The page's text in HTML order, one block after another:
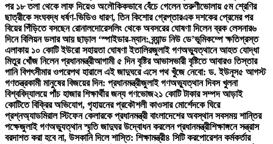
পর ১৮ তলা থেকে লাফ দিয়েও অলৌকিকভাবে বেঁচে গেলেন তরুণীভোলায় ৫ম শ্রেণির
ছাত্রীকে সংঘবদ্ধ ধর্ষণ-ভিডিও ধারণ, তিন কিশোর গ্রেপ্তারএক দশকের প্রেমের পর
বিয়ের পিঁড়িতে বসছেন রোনালদোরেসলিং থেকে অবসরের ঘোষণা দিলেন ব্রক লেসনার৬
দিনে বিলিয়ন ডলার আয় ছাড়াল ‘স্পাইডার-ম্যান: ব্র্যান্ড নিউ ডে’ভূমিকম্পে ক্ষতিগ্রস্ত
এলাকায় ১০ কোটি ইউরো সহায়তা ঘোষণা ইতালিরজুলাই গণঅভ্যুত্থানে আহত যোদ্ধা
মিতুর খোঁজ নিলেন প্রধানমন্ত্রীআগামী ৫ দিন বৃষ্টির আভাসভারী বৃষ্টিতে আবারও তিস্তার
পানি বিপৎসীমার ওপরেপথ হারালে এই জাদুঘরে এসে পথ খুঁজে নেবো: ড. ইউনূস৫ আগস্ট
গণতন্ত্রকামী মানুষের বিজয়ের দিন: প্রধানমন্ত্রীজুলাই গণঅভ্যুত্থান দিবস খুলনা
বিশ্ববিদ্যালয়ে পাঁচ হাজার শিক্ষার্থীর জন্য গণভোজ২১ কোটি টাকার সম্পদ আড়াই
কোটিতে বিক্রির অভিযোগ, গৃহায়নের প্রকৌশলী কাওসার মোর্শেদকে ঘিরে
প্রশ্নঅ্যাডমিরাল স্টিফেন কেলারকে প্রধানমন্ত্রী বাংলাদেশের অবস্থান সবসময় শান্তির
পক্ষেজুলাই গণঅভ্যুত্থান স্মৃতি জাদুঘর উদ্বোধন করলেন প্রধানমন্ত্রীশিক্ষাঙ্গনে সন্ত্রাস
বরদাশত করা হবে না, উসকানি দিলে শাস্তি: শিক্ষামন্ত্রী৪ সিটি করপোরেশন কর্মকর্তার